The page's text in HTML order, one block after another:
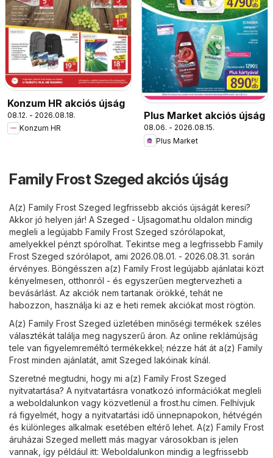
Konzum HR akciós újság
08.12. - 2026.08.18.
Konzum HR
Plus Market akciós újság
08.06. - 2026.08.15.
Plus Market
Family Frost Szeged akciós újság
A(z) Family Frost Szeged legfrissebb akciós újságát keresi?
Akkor jó helyen jár! A Szeged - Ujsagomat.hu oldalon mindig
megleli a legújabb Family Frost Szeged szórólapokat,
amelyekkel pénzt spórolhat. Tekintse meg a legfrissebb Family
Frost Szeged szórólapot, ami 2026.08.01. - 2026.08.31. során
érvényes. Böngésszen a(z) Family Frost legújabb ajánlatai közt
kényelmesen, otthonról - és egyszerűen megtervezheti a
bevásárlást. Az akciók nem tartanak örökké, tehát ne
habozzon, használja ki az e heti remek akciókat most rögtön.
A(z) Family Frost Szeged üzletében minőségi termékek széles
választékát találja meg nagyszerű áron. Az online reklámújság
tele van figyelemreméltó termékekkel; nézze hát át a(z) Family
Frost minden ajánlatát, amit Szeged lakóinak kínál.
Szeretné megtudni, hogy mi a(z) Family Frost Szeged
nyitvatartása? A nyitvatartásra vonatkozó információkat megleli
a weboldalunkon vagy közvetlenül a frost.hu címen. Felhívjuk
rá figyelmét, hogy a nyitvatartási idő ünnepnapokon, hétvégén
és különleges alkalmak esetében eltérő lehet. A(z) Family Frost
áruházai Szeged mellett más magyar városokban is jelen
vannak, így például itt: Weboldalunkon mindig a legfrissebb